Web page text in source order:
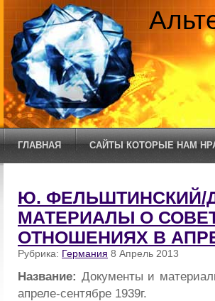
ГЛАВНАЯ САЙТЫ КОТОРЫЕ НАМ
Ю. ФЕЛЬШТИНСКИЙ/
МАТЕРИАЛЫ О
ОТНОШЕНИЯХ В
Рубрика: Германия 8 Апрель 2013
Название: Документы и
апреле-сентябре 1939г.